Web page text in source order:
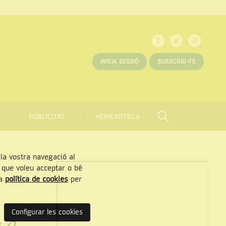
INICIA SESSIÓ SUBSCRIU-TE
PUBLICITAT HEMEROTECA CERCAR
vostra navegació al
voleu acceptar o bé
política de cookiesper
Configurar les cookies